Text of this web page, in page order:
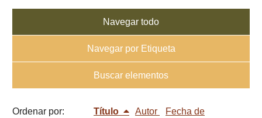
Navegar todo
Navegar por Etiqueta
Buscar elementos
Ordenar por: Título Autor
Fecha de